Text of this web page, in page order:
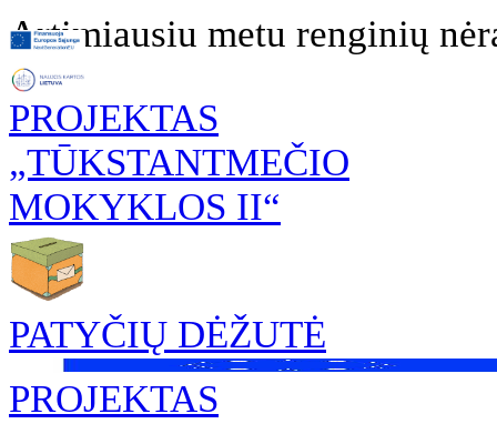
Artimiausiu metu renginių
PROJEKTAS
„TŪKSTANTMEČIO
MOKYKLOS II“
PATYČIŲ DĖŽUTĖ
PROJEKTAS